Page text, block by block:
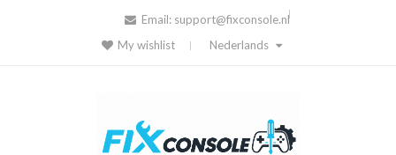
Email: support@fixconsole.nl
My wishlist
Nederlands